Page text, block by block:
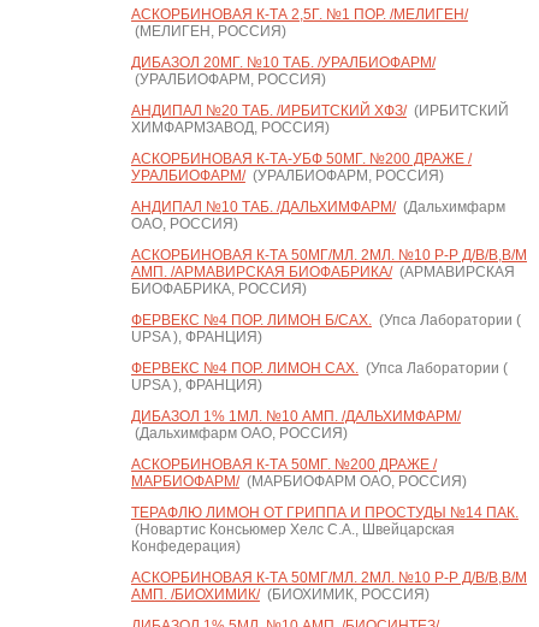
АСКОРБИНОВАЯ К-ТА 2,5Г. №1 ПОР. /МЕЛИГЕН/
(МЕЛИГЕН, РОССИЯ)
ДИБАЗОЛ 20МГ. №10 ТАБ. /УРАЛБИОФАРМ/
(УРАЛБИОФАРМ, РОССИЯ)
АНДИПАЛ №20 ТАБ. /ИРБИТСКИЙ ХФЗ/(ИРБИТСКИЙ
ХИМФАРМЗАВОД, РОССИЯ)
АСКОРБИНОВАЯ К-ТА-УБФ 50МГ. №200 ДРАЖЕ /
УРАЛБИОФАРМ/(УРАЛБИОФАРМ, РОССИЯ)
АНДИПАЛ №10 ТАБ. /ДАЛЬХИМФАРМ/(Дальхимфарм
ОАО, РОССИЯ)
АСКОРБИНОВАЯ К-ТА 50МГ/МЛ. 2МЛ. №10 Р-Р Д/В/В,В/М
АМП. /АРМАВИРСКАЯ БИОФАБРИКА/(АРМАВИРСКАЯ
БИОФАБРИКА, РОССИЯ)
ФЕРВЕКС №4 ПОР. ЛИМОН Б/САХ.(Упса Лаборатории (
UPSA ), ФРАНЦИЯ)
ФЕРВЕКС №4 ПОР. ЛИМОН САХ.(Упса Лаборатории (
UPSA ), ФРАНЦИЯ)
ДИБАЗОЛ 1% 1МЛ. №10 АМП. /ДАЛЬХИМФАРМ/
(Дальхимфарм ОАО, РОССИЯ)
АСКОРБИНОВАЯ К-ТА 50МГ. №200 ДРАЖЕ /
МАРБИОФАРМ/(МАРБИОФАРМ ОАО, РОССИЯ)
ТЕРАФЛЮ ЛИМОН ОТ ГРИППА И ПРОСТУДЫ №14 ПАК.
(Новартис Консьюмер Хелс С.А., Швейцарская
Конфедерация)
АСКОРБИНОВАЯ К-ТА 50МГ/МЛ. 2МЛ. №10 Р-Р Д/В/В,В/М
АМП. /БИОХИМИК/(БИОХИМИК, РОССИЯ)